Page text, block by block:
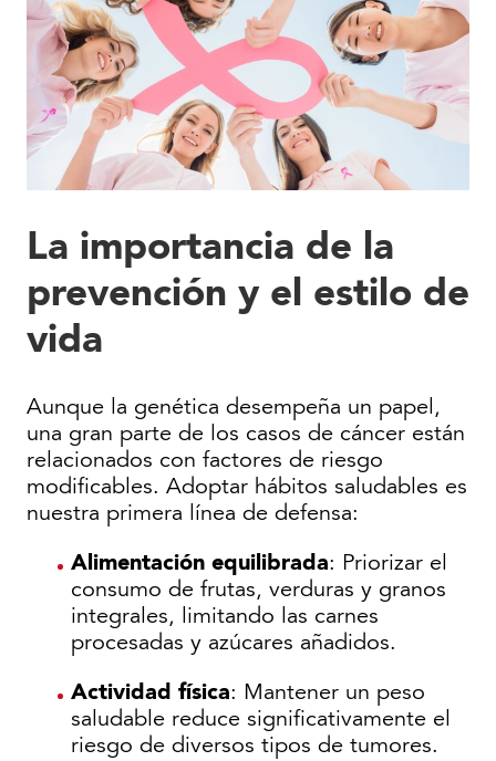
La importancia de la
prevención y el estilo de
vida
Aunque la genética desempeña un papel,
una gran parte de los casos de cáncer están
relacionados con factores de riesgo
modificables. Adoptar hábitos saludables es
nuestra primera línea de defensa:
Alimentación equilibrada: Priorizar el
consumo de frutas, verduras y granos
integrales, limitando las carnes
procesadas y azúcares añadidos.
Actividad física: Mantener un peso
saludable reduce significativamente el
riesgo de diversos tipos de tumores.